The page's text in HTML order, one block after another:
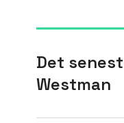
Det
Westman